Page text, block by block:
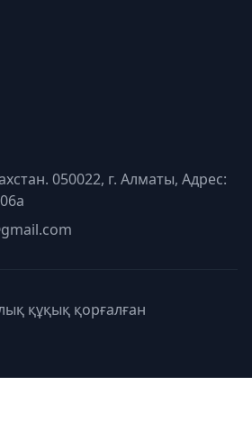
050022, г. Алматы, Адрес:
құқық қорғалған